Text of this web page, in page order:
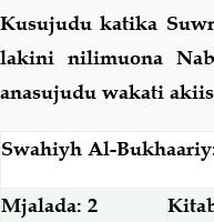
Kusujudu katika
lakini nilimuona
anasujudu wakati
Swahiyh Al-
Mjalada: 2